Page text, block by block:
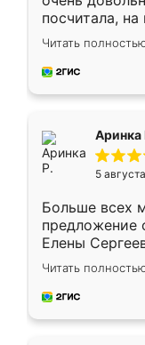
посчитала,
Замерщик
делу со всей
за день,
Читать
Аринка
5
Больше всех
предложение
Елены
короткие
для замера
предложил по
Читать